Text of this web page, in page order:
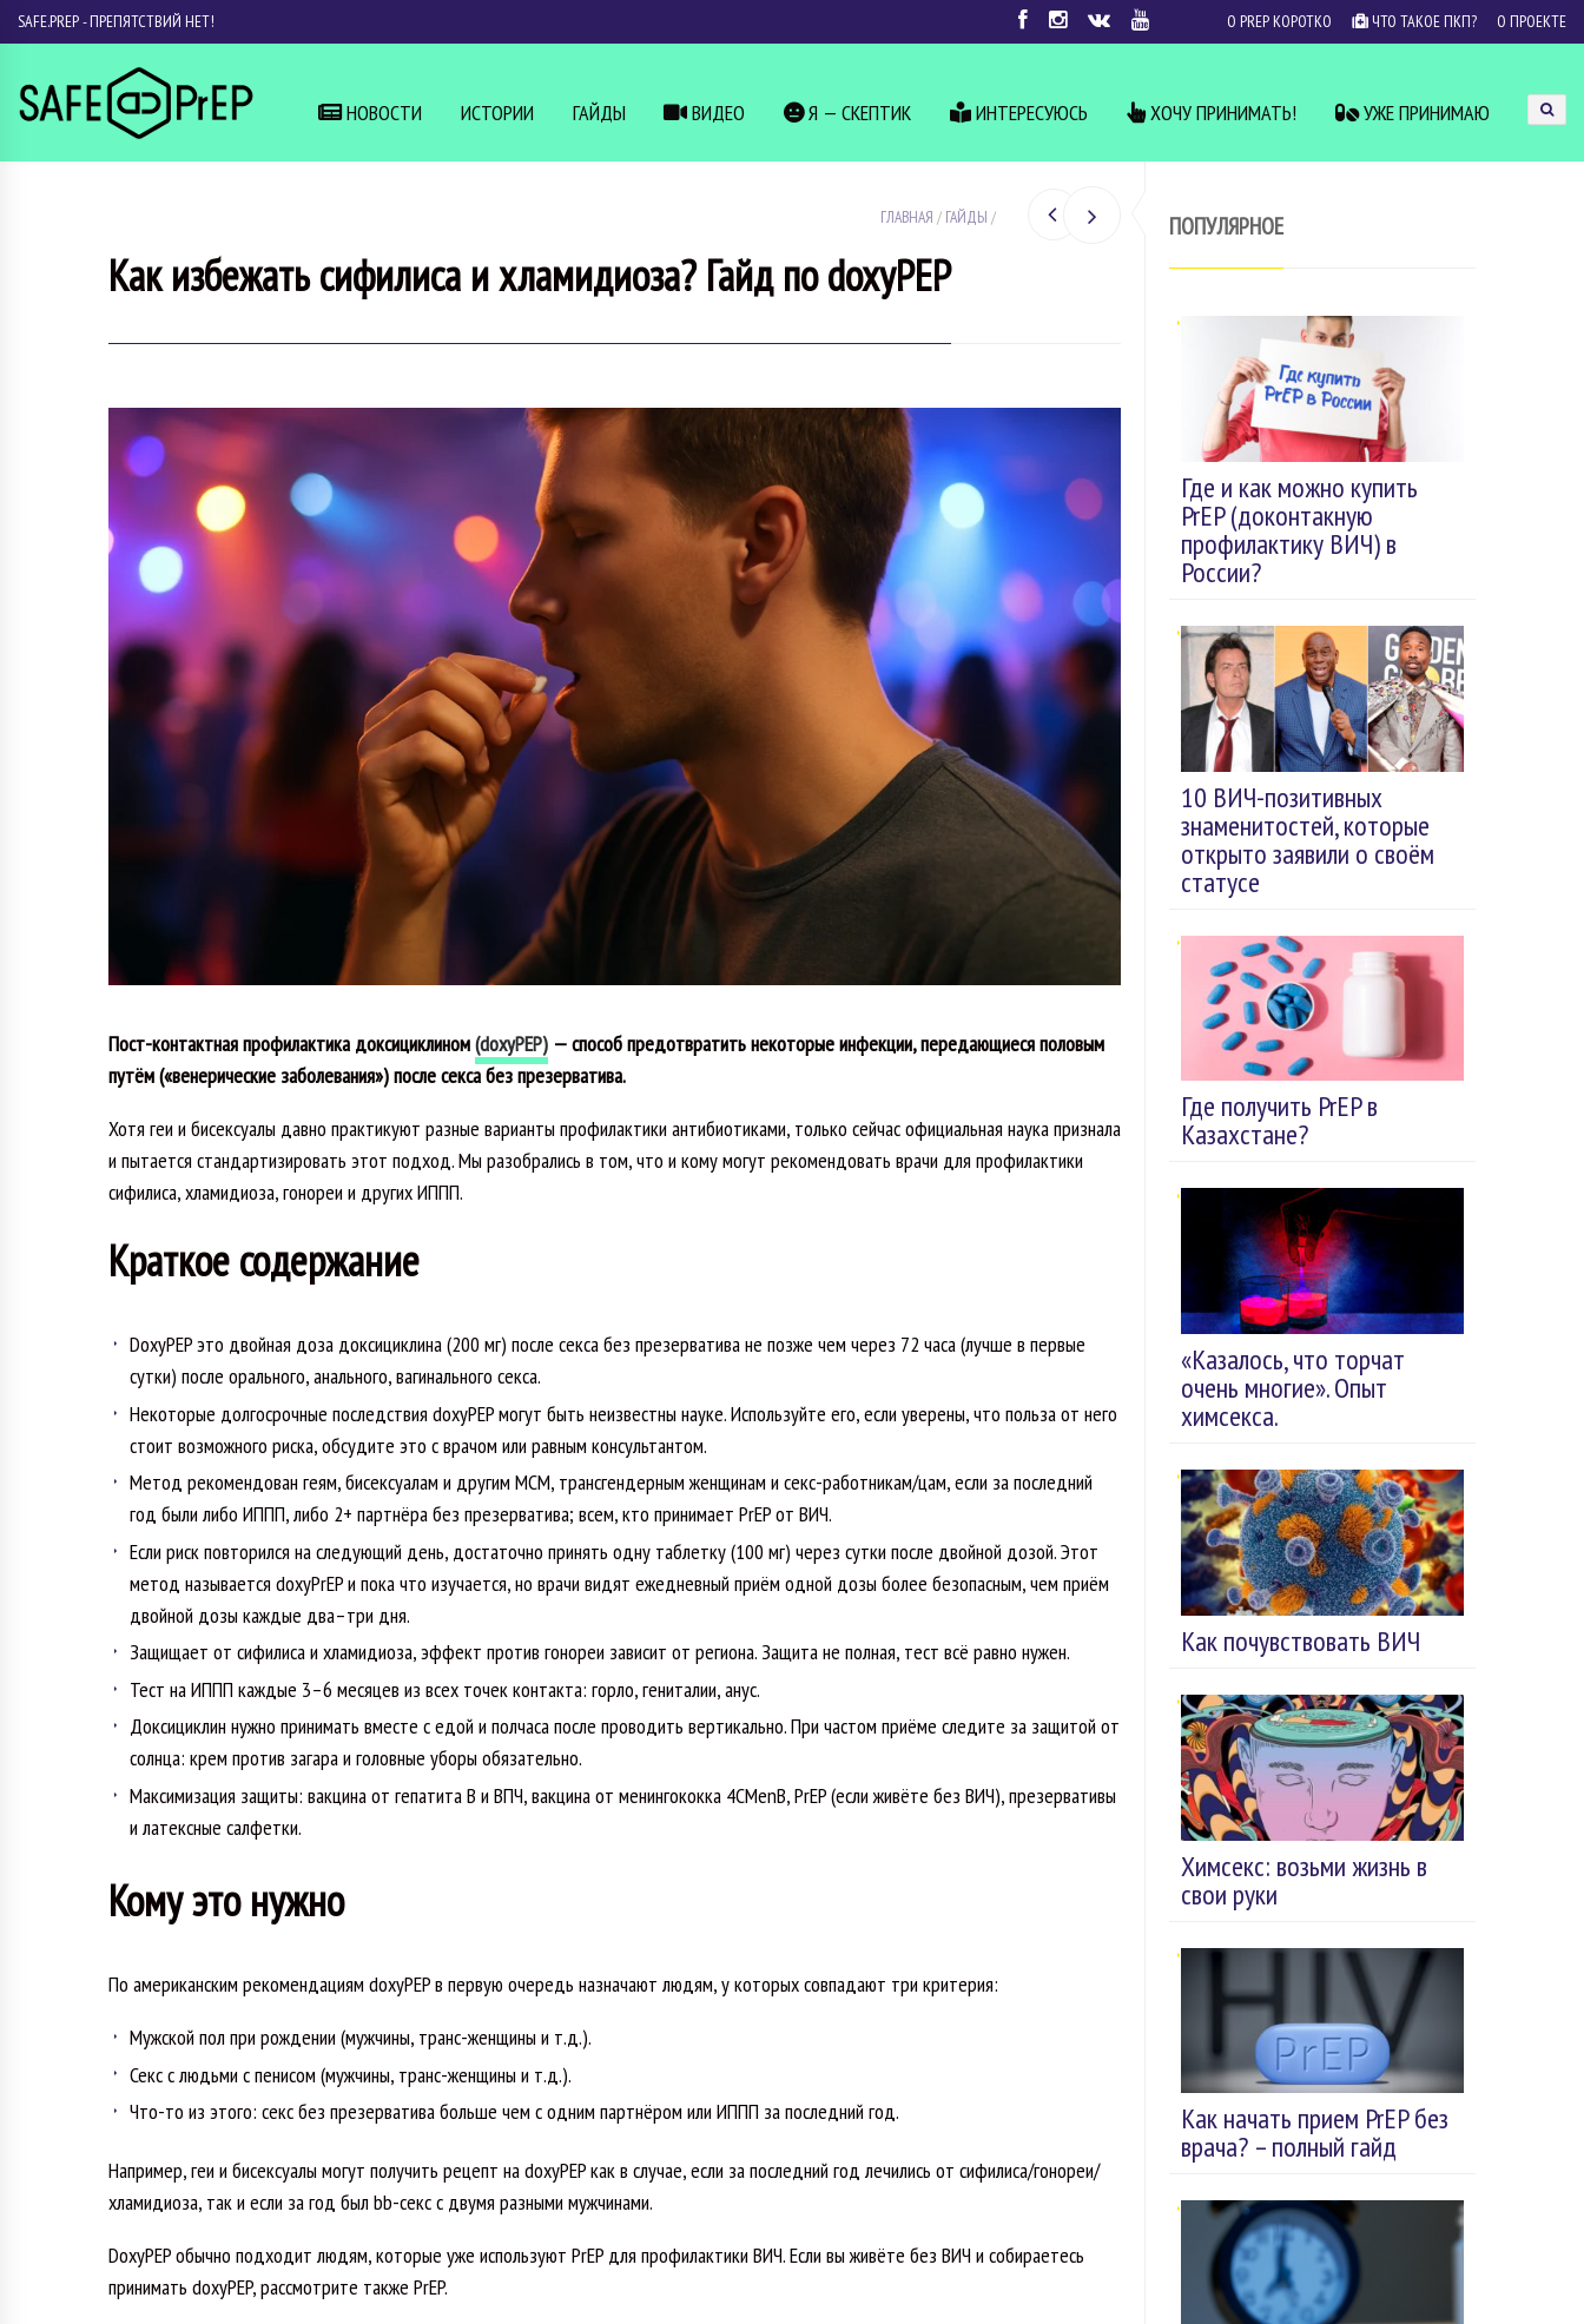
SAFE.PREP - ПРЕПЯТСТВИЙ НЕТ! О PREP КОРОТКО ЧТО ТАКОЕ ПКП? О ПРОЕКТЕ
НОВОСТИ ИСТОРИИ ГАЙДЫ ВИДЕО Я — СКЕПТИК ИНТЕРЕСУЮСЬ ХОЧУ ПРИНИМАТЬ! УЖЕ ПРИНИМАЮ
ПОПУЛЯРНОЕ
Где и как можно купить
PrEP (доконтакную
профилактику ВИЧ) в
России?
10 ВИЧ-позитивных
знаменитостей, которые
открыто заявили о своём
статусе
Где получить PrEP в
Казахстане?
«Казалось, что торчат
очень многие». Опыт
химсекса.
Как почувствовать ВИЧ
Химсекс: возьми жизнь в
свои руки
Как начать прием PrEP без
врача? – полный гайд
ГЛАВНАЯ / ГАЙДЫ /
Как избежать сифилиса и хламидиоза? Гайд по doxyPEP
Пост-контактная профилактика доксициклином(doxyPEP) — способ предотвратить некоторые инфекции, передающиеся половым
путём («венерические заболевания») после секса без презерватива.
Хотя геи и бисексуалы давно практикуют разные варианты профилактики антибиотиками, только сейчас официальная наука признала
и пытается стандартизировать этот подход. Мы разобрались в том, что и кому могут рекомендовать врачи для профилактики
сифилиса, хламидиоза, гонореи и других ИППП.
Краткое содержание
DoxyPEP это двойная доза доксициклина (200 мг) после секса без презерватива не позже чем через 72 часа (лучше в первые
сутки) после орального, анального, вагинального секса.
Некоторые долгосрочные последствия doxyPEP могут быть неизвестны науке. Используйте его, если уверены, что польза от него
стоит возможного риска, обсудите это с врачом или равным консультантом.
Метод рекомендован геям, бисексуалам и другим МСМ, трансгендерным женщинам и секс-работникам/цам, если за последний
год были либо ИППП, либо 2+ партнёра без презерватива; всем, кто принимает PrEP от ВИЧ.
Если риск повторился на следующий день, достаточно принять одну таблетку (100 мг) через сутки после двойной дозой. Этот
метод называется doxyPrEP и пока что изучается, но врачи видят ежедневный приём одной дозы более безопасным, чем приём
двойной дозы каждые два–три дня.
Защищает от сифилиса и хламидиоза, эффект против гонореи зависит от региона. Защита не полная, тест всё равно нужен.
Тест на ИППП каждые 3–6 месяцев из всех точек контакта: горло, гениталии, анус.
Доксициклин нужно принимать вместе с едой и полчаса после проводить вертикально. При частом приёме следите за защитой от
солнца: крем против загара и головные уборы обязательно.
Максимизация защиты: вакцина от гепатита B и ВПЧ, вакцина от менингококка 4CMenB, PrEP (если живёте без ВИЧ), презервативы
и латексные салфетки.
Кому это нужно
По американским рекомендациям doxyPEP в первую очередь назначают людям, у которых совпадают три критерия:
Мужской пол при рождении (мужчины, транс-женщины и т.д.).
Секс с людьми с пенисом (мужчины, транс-женщины и т.д.).
Что-то из этого: секс без презерватива больше чем с одним партнёром или ИППП за последний год.
Например, геи и бисексуалы могут получить рецепт на doxyPEP как в случае, если за последний год лечились от сифилиса/гонореи/
хламидиоза, так и если за год был bb-секс с двумя разными мужчинами.
DoxyPEP обычно подходит людям, которые уже используют PrEP для профилактики ВИЧ. Если вы живёте без ВИЧ и собираетесь
принимать doxyPEP, рассмотрите также PrEP.